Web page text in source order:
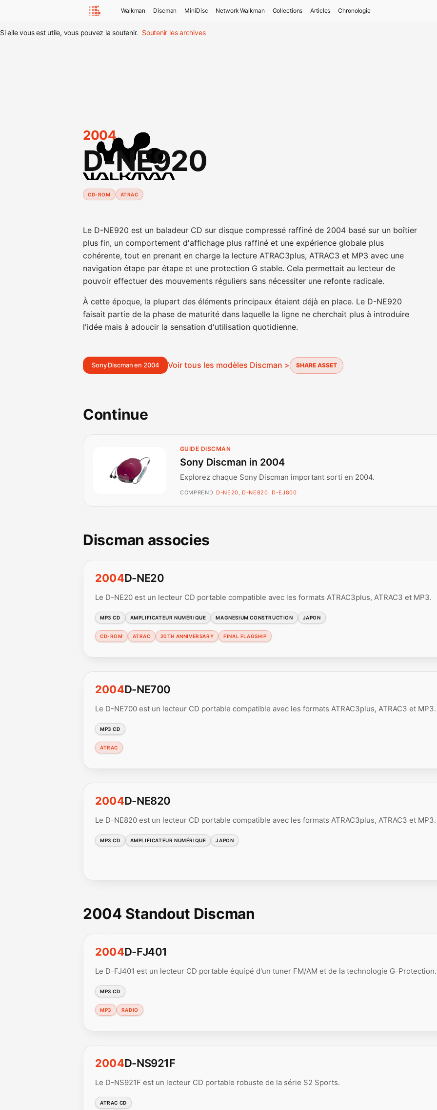
Walkman Discman MiniDisc Network Walkman Collections Articles Chronologie
Si elle vous est utile, vous pouvez la soutenir. Soutenir les archives
2004
D-NE920
CD-ROM ATRAC
Le D-NE920 est un baladeur CD sur disque compressé raffiné de 2004 basé sur un boîtier
plus fin, un comportement d'affichage plus raffiné et une expérience globale plus
cohérente, tout en prenant en charge la lecture ATRAC3plus, ATRAC3 et MP3 avec une
navigation étape par étape et une protection G stable. Cela permettait au lecteur de
pouvoir effectuer des mouvements réguliers sans nécessiter une refonte radicale.
À cette époque, la plupart des éléments principaux étaient déjà en place. Le D-NE920
faisait partie de la phase de maturité dans laquelle la ligne ne cherchait plus à introduire
l'idée mais à adoucir la sensation d'utilisation quotidienne.
Sony Discman en 2004 Voir tous les modèles Discman > SHARE ASSET
Continue
GUIDE DISCMAN
Sony Discman in 2004
Explorez chaque Sony Discman important sorti en 2004.
COMPREND D-NE20, D-NE820, D-EJ800
Discman associes
2004D-NE20
Le D-NE20 est un lecteur CD portable compatible avec les formats ATRAC3plus, ATRAC3 et MP3.
MP3 CD AMPLIFICATEUR NUMÉRIQUE MAGNESIUM CONSTRUCTION JAPON
CD-ROM ATRAC 20TH ANNIVERSARY FINAL FLAGSHIP
2004D-NE700
Le D-NE700 est un lecteur CD portable compatible avec les formats ATRAC3plus, ATRAC3 et MP3.
MP3 CD
ATRAC
2004D-NE820
Le D-NE820 est un lecteur CD portable compatible avec les formats ATRAC3plus, ATRAC3 et MP3.
MP3 CD AMPLIFICATEUR NUMÉRIQUE JAPON
2004 Standout Discman
2004D-FJ401
Le D-FJ401 est un lecteur CD portable équipé d'un tuner FM/AM et de la technologie G-Protection.
MP3 CD
MP3 RADIO
2004D-NS921F
Le D-NS921F est un lecteur CD portable robuste de la série S2 Sports.
ATRAC CD